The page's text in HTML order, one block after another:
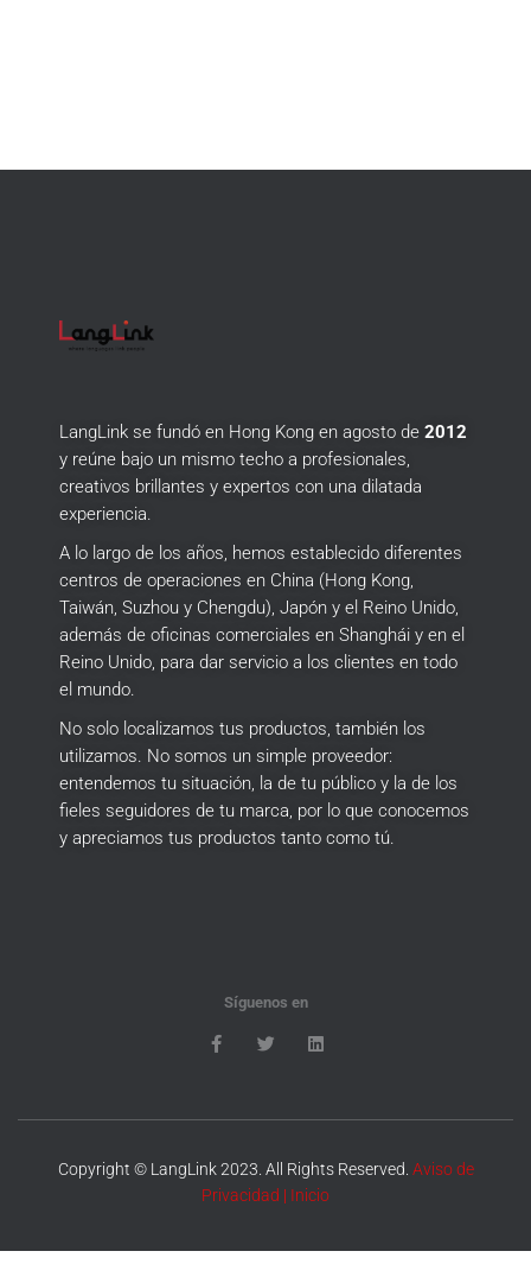
LangLink se fundó en Hong Kong en agosto de 2012
y reúne bajo un mismo techo a profesionales,
creativos brillantes y expertos con una dilatada
experiencia.
A lo largo de los años, hemos establecido diferentes
centros de operaciones en China (Hong Kong,
Taiwán, Suzhou y Chengdu), Japón y el Reino Unido,
además de oficinas comerciales en Shanghái y en el
Reino Unido, para dar servicio a los clientes en todo
el mundo.
No solo localizamos tus productos, también los
utilizamos. No somos un simple proveedor:
entendemos tu situación, la de tu público y la de los
fieles seguidores de tu marca, por lo que conocemos
y apreciamos tus productos tanto como tú.
Síguenos en
Copyright © LangLink 2023. All Rights Reserved. Aviso de
Privacidad | Inicio